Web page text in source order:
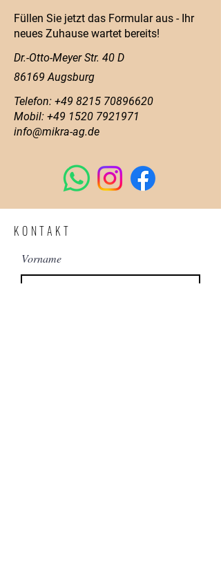
Füllen Sie jetzt das Formular aus - Ihr
neues Zuhause wartet bereits!
Dr.-Otto-Meyer Str. 40 D
86169 Augsburg
Telefon: +49 8215 70896620
Mobil: +49 1520 7921971
info@mikra-ag.de
KONTAKT
Vorname